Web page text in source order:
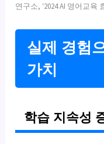
연구소, ‘2024 AI 영어교육
실제 경험
가치
학습 지속성